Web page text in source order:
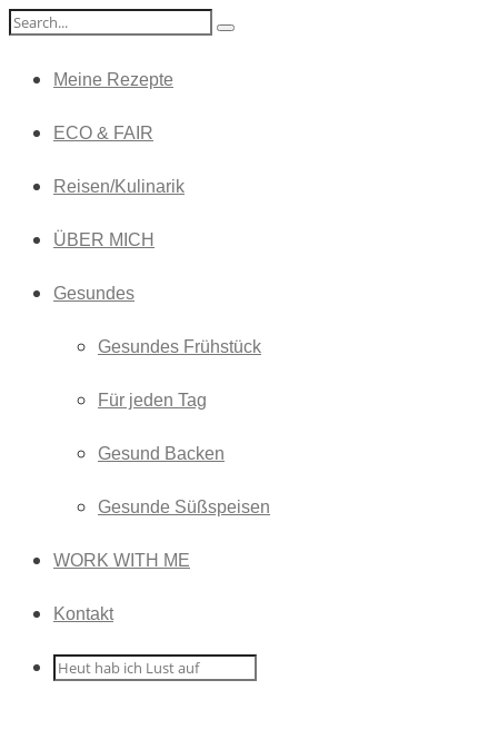
Meine Rezepte
ECO & FAIR
Reisen/Kulinarik
ÜBER MICH
Gesundes
Gesundes Frühstück
Für jeden Tag
Gesund Backen
Gesunde Süßspeisen
WORK WITH ME
Kontakt